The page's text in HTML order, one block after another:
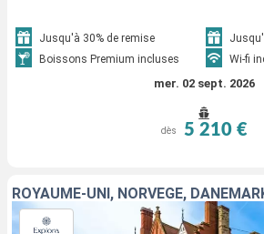
Jusqu'à 30% de remise
Boissons Premium incluses
Wi-fi
mer. 02 sept. 2026
dès 5 210 €
ROYAUME-UNI, NORVÈGE,